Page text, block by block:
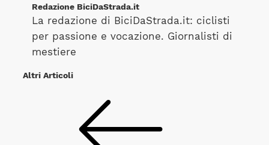
Redazione BiciDaStrada.it
La redazione di BiciDaStrada.it: ciclisti
per passione e vocazione. Giornalisti di
mestiere
Altri Articoli